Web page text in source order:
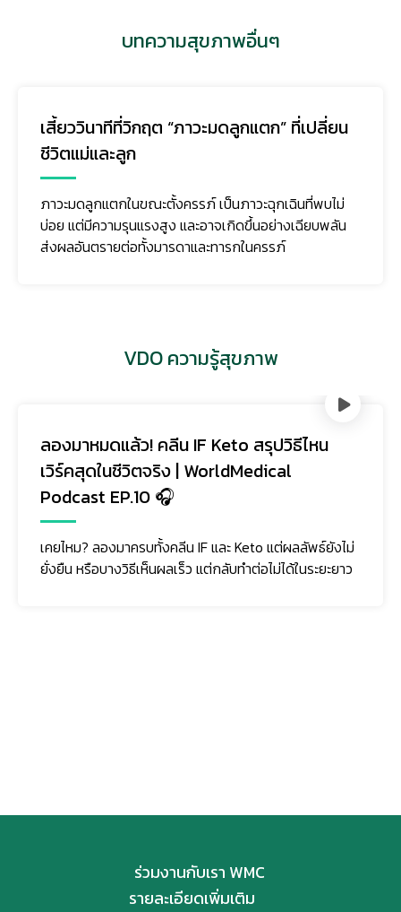
บทความสุขภาพอื่นๆ
เสี้ยววินาทีที่วิกฤต “ภาวะมดลูกแตก” ที่เปลี่ยน
ชีวิตแม่และลูก
ภาวะมดลูกแตกในขณะตั้งครรภ์ เป็นภาวะฉุกเฉินที่พบไม่
บ่อย แต่มีความรุนแรงสูง และอาจเกิดขึ้นอย่างเฉียบพลัน
ส่งผลอันตรายต่อทั้งมารดาและทารกในครรภ์
VDO ความรู้สุขภาพ
ลองมาหมดแล้ว! คลีน IF Keto สรุปวิธีไหน
เวิร์คสุดในชีวิตจริง | WorldMedical
Podcast EP.10 🎧
เคยไหม? ลองมาครบทั้งคลีน IF และ Keto แต่ผลลัพธ์ยังไม่
ยั่งยืน หรือบางวิธีเห็นผลเร็ว แต่กลับทำต่อไม่ได้ในระยะยาว
ร่วมงานกับเรา WMC
รายละเอียดเพิ่มเติม